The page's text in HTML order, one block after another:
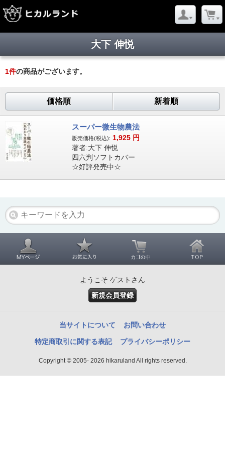
大下 伸悦
1件の商品がございます。
価格順 新着順
スーパー微生物農法
販売価格(税込): 1,925 円
著者:大下 伸悦
四六判ソフトカバー
☆好評発売中☆
ようこそ ゲストさん
新規会員登録
当サイトについて お問い合わせ
特定商取引に関する表記 プライバシーポリシー
Copyright © 2005- 2026 hikaruland All rights reserved.